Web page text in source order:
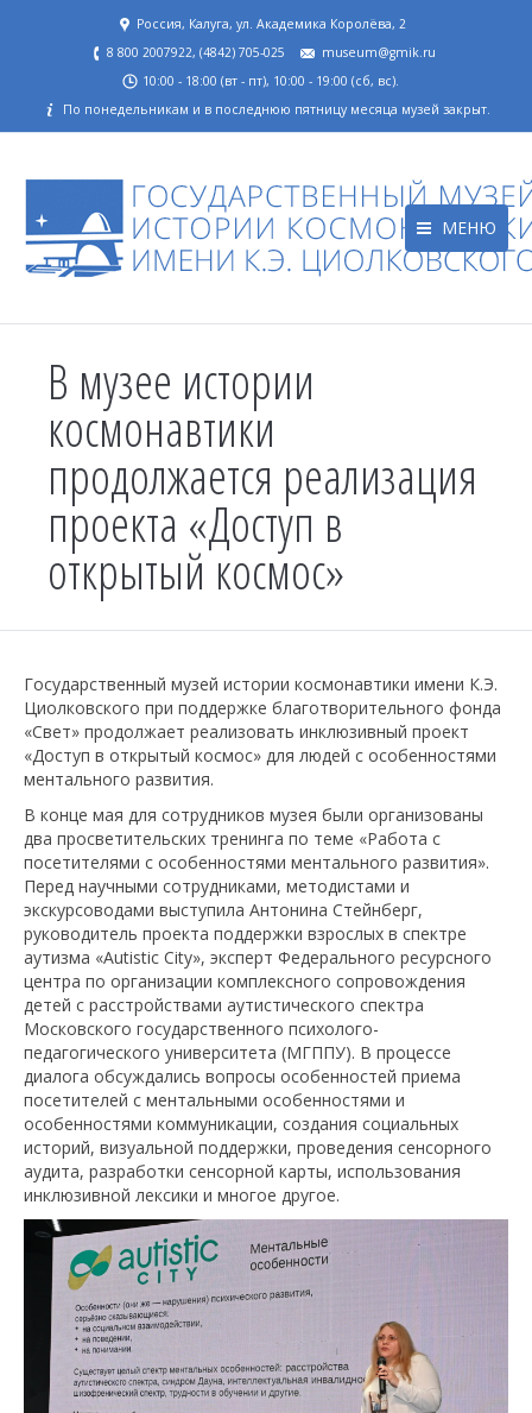
Россия, Калуга, ул. Академика Королёва, 2
8 800 2007922, (4842) 705-025
museum@gmik.ru
10:00 - 18:00 (вт - пт), 10:00 - 19:00 (сб, вс).
По понедельникам и в последнюю пятницу месяца музей закрыт.
МЕНЮ
В музее истории
космонавтики
продолжается реализация
проекта «Доступ в
открытый космос»
Государственный музей истории космонавтики имени К.Э.
Циолковского при поддержке благотворительного фонда
«Свет» продолжает реализовать инклюзивный проект
«Доступ в открытый космос» для людей с особенностями
ментального развития.
В конце мая для сотрудников музея были организованы
два просветительских тренинга по теме «Работа с
посетителями с особенностями ментального развития».
Перед научными сотрудниками, методистами и
экскурсоводами выступила Антонина Стейнберг,
руководитель проекта поддержки взрослых в спектре
аутизма «Autistic City», эксперт Федерального ресурсного
центра по организации комплексного сопровождения
детей с расстройствами аутистического спектра
Московского государственного психолого-
педагогического университета (МГППУ). В процессе
диалога обсуждались вопросы особенностей приема
посетителей с ментальными особенностями и
особенностями коммуникации, создания социальных
историй, визуальной поддержки, проведения сенсорного
аудита, разработки сенсорной карты, использования
инклюзивной лексики и многое другое.